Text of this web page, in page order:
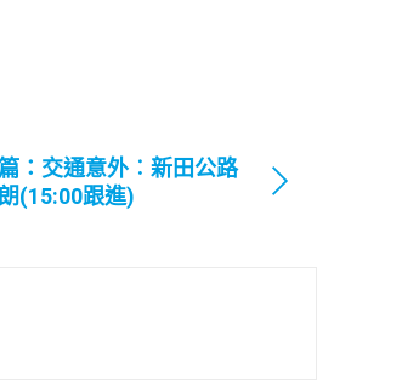
：交通意外︰新田公路
(15:00跟進)